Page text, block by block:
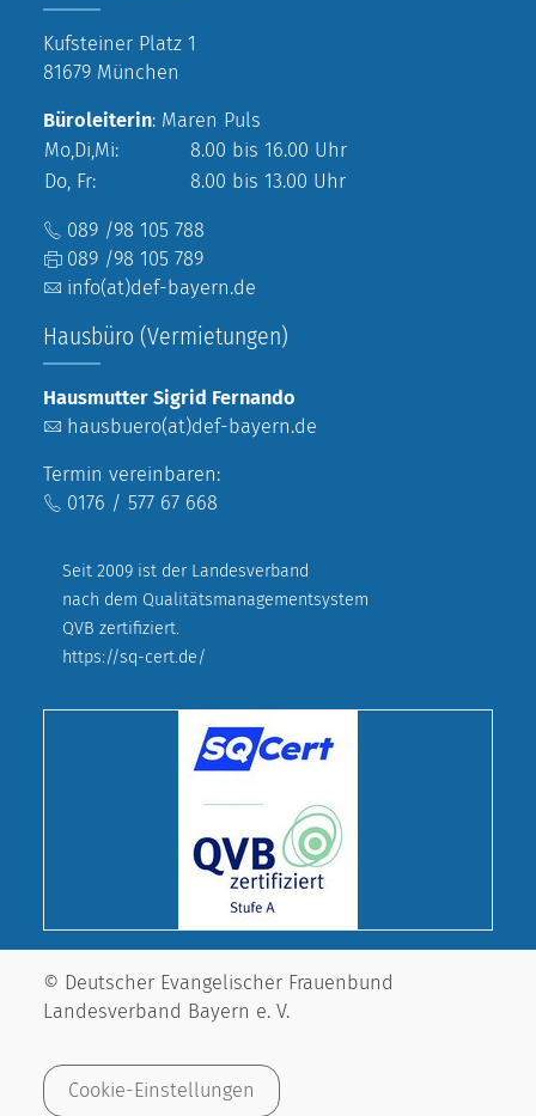
Kufsteiner Platz 1
81679 München
Büroleiterin: Maren Puls
Mo,Di,Mi:
8.00 bis 16.00 Uhr
Do, Fr:
8.00 bis 13.00 Uhr
089 /98 105 788
089 /98 105 789
info(at)def-bayern.de
Hausbüro (Vermietungen)
Hausmutter Sigrid Fernando
hausbuero(at)def-bayern.de
Termin vereinbaren:
0176 / 577 67 668
Seit 2009 ist der Landesverband
nach dem Qualitätsmanagementsystem
QVB zertifiziert.
https://sq-cert.de/
© Deutscher Evangelischer Frauenbund
Landesverband Bayern e. V.
Cookie-Einstellungen